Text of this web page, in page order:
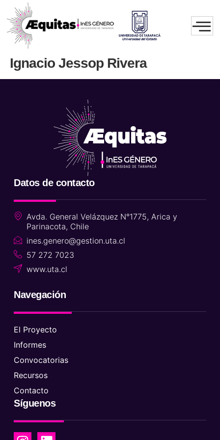
Ignacio Jessop Rivera
Datos de contacto
Avda. General Velázquez N°1775, Arica y
Parinacota, Chile
ines.genero@gestion.uta.cl
57 272 7023
www.uta.cl
Navegación
El Proyecto
Informes
Convocatorias
Recursos
Contacto
Síguenos